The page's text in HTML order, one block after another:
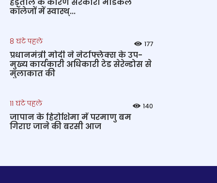
कॉलेजों में स्वास्थ्...
8 घंटे पहले 177
प्रधानमंत्री मोदी ने नेटफ्लिक्स के उप-
मुख्य कार्यकारी अधिकारी टेड सेरेन्डोस से
मुलाकात की
11 घंटे पहले 140
जापान के हिरोशिमा में परमाणु बम
गिराए जाने की बरसी आज